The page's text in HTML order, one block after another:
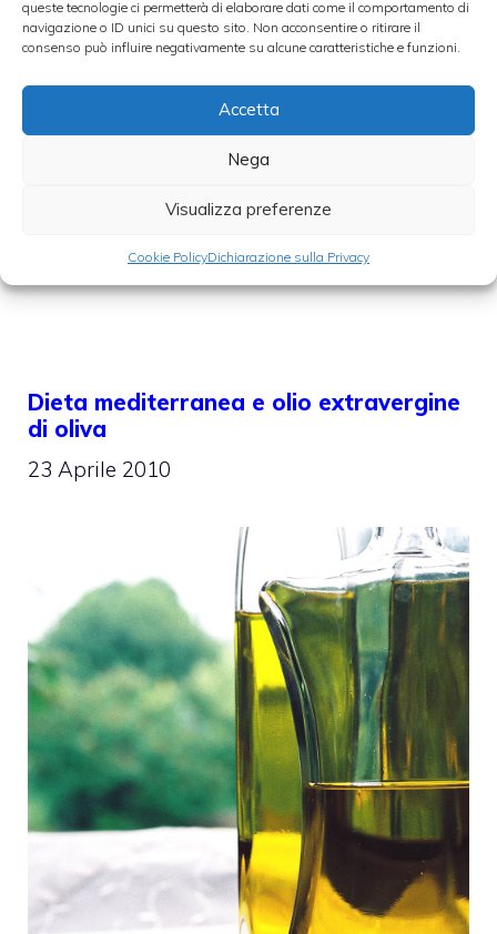
queste tecnologie ci permetterà di elaborare dati come il comportamento di
navigazione o ID unici su questo sito. Non acconsentire o ritirare il
consenso può influire negativamente su alcune caratteristiche e funzioni.
Accetta
Nega
Visualizza preferenze
Cookie PolicyDichiarazione sulla Privacy
presentare in tavola un’ampia scelta di
vino o agli alcoolici, alla stregua di quello
che in Italia viene chiamato “aperitivo”.
Armonie dal mondo,Piatti internazionali
Dieta mediterranea e olio extravergine
di oliva
23 Aprile 2010